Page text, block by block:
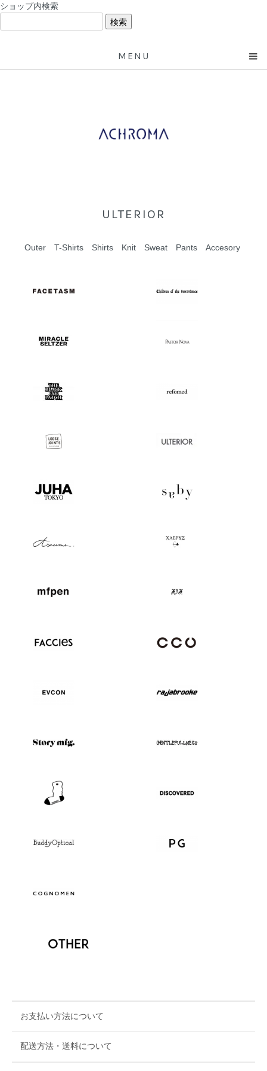
ショップ内検索
MENU
ULTERIOR
Outer T-Shirts Shirts Knit Sweat Pants Accesory
お支払い方法について
配送方法・送料について